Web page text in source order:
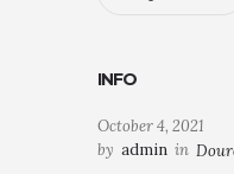
INFO
October 4, 2021
by admin in